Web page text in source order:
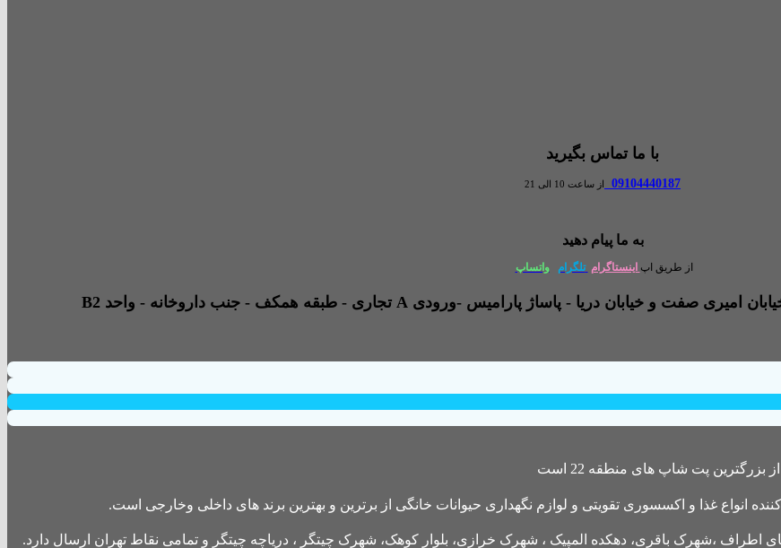
با ما تماس بگیرید
09104440187 از ساعت 10 الی 21
به ما پیام دهید
از طریق اپ اینستاگرام تلگرام واتساپ
انواع غذا و اکسسوری تقویتی و لوازم نگهداری حیوانات خانگی از برترین و بهترین برند های داخلی وخارجی است.